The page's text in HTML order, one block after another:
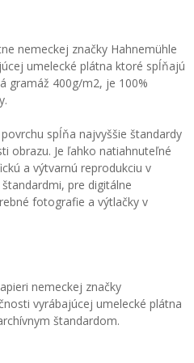
nemeckej značky Hahnemühle
umelecké plátna ktoré spĺňajú
gramáž 400g/m2, je 100%
spĺňa najvyššie štandardy
obrazu. Je ľahko natiahnuteľné
a výtvarnú reprodukciu v
pre digitálne
fotografie a výtlačky v
nemeckej značky
vyrábajúcej umelecké plátna
štandardom.